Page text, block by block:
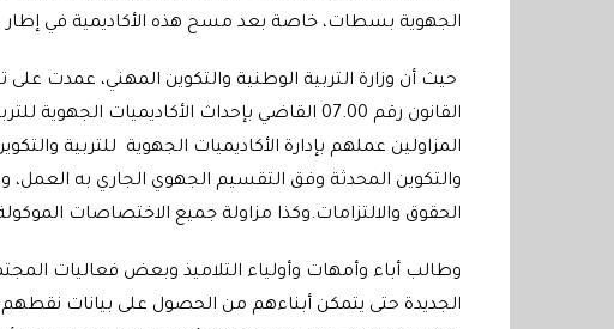
الجهوية بسطات، خاصة بعد مسح هذه الأكاديمية في إطار
حيث أن وزارة التربية الوطنية والتكوين المهني، عمدت
القانون رقم 07.00 القاضي بإحداث الأكاديميات
المزاولين عملهم بإدارة الأكاديميات الجهوية للتربية
والتكوين المحدثة وفق التقسيم الجهوي الجاري به العمل،
الحقوق والالتزامات.وكذا مزاولة جميع الاختصاصات
وطالب أباء وأمهات وأولياء التلاميذ وبعض فعاليات
الجديدة حتى يتمكن أبناءهم من الحصول على بيانات نقطهم